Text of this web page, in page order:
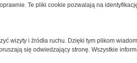
korzystania z portalu
Te pliki cookie pozwalają na
wizyty i źródła ruchu. Dzięki tym plikom
się odwiedzający stronę. Wszystkie